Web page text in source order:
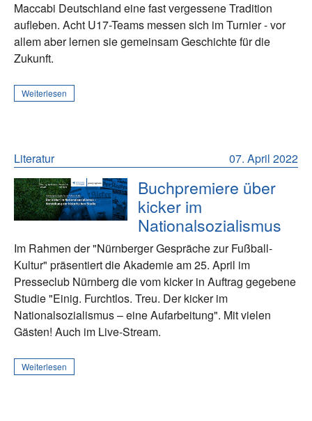
Maccabi Deutschland eine fast vergessene Tradition
aufleben. Acht U17-Teams messen sich im Turnier - vor
allem aber lernen sie gemeinsam Geschichte für die
Zukunft.
Weiterlesen
07. April 2022
Literatur
Buchpremiere über
kicker im
Nationalsozialismus
Im Rahmen der "Nürnberger Gespräche zur Fußball-
Kultur" präsentiert die Akademie am 25. April im
Presseclub Nürnberg die vom kicker in Auftrag gegebene
Studie "Einig. Furchtlos. Treu. Der kicker im
Nationalsozialismus – eine Aufarbeitung". Mit vielen
Gästen! Auch im Live-Stream.
Weiterlesen